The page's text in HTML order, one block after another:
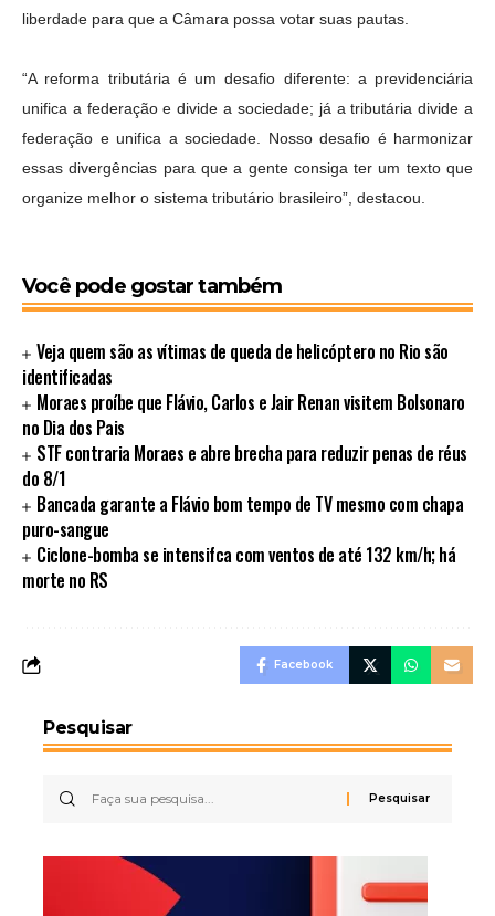
liberdade para que a Câmara possa votar suas pautas.
“A reforma tributária é um desafio diferente: a previdenciária
unifica a federação e divide a sociedade; já a tributária divide a
federação e unifica a sociedade. Nosso desafio é harmonizar
essas divergências para que a gente consiga ter um texto que
organize melhor o sistema tributário brasileiro”, destacou.
Você pode gostar também
Veja quem são as vítimas de queda de helicóptero no Rio são
identificadas
Moraes proíbe que Flávio, Carlos e Jair Renan visitem Bolsonaro
no Dia dos Pais
STF contraria Moraes e abre brecha para reduzir penas de réus
do 8/1
Bancada garante a Flávio bom tempo de TV mesmo com chapa
puro-sangue
Ciclone-bomba se intensifca com ventos de até 132 km/h; há
morte no RS
Facebook
Pesquisar